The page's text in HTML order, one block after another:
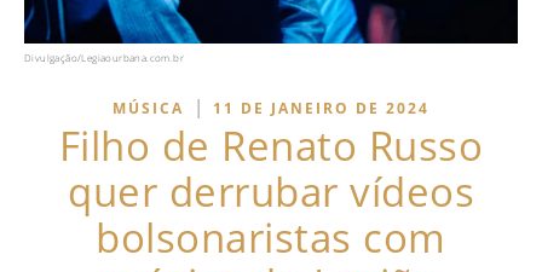
Divulgação/Legiaourbana.com.br
MÚSICA | 11 DE JANEIRO DE 2024
Filho de Renato Russo
quer derrubar vídeos
bolsonaristas com